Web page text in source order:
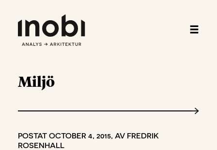
Miljö
POSTAT OCTOBER 4, 2015, AV FREDRIK
ROSENHALL